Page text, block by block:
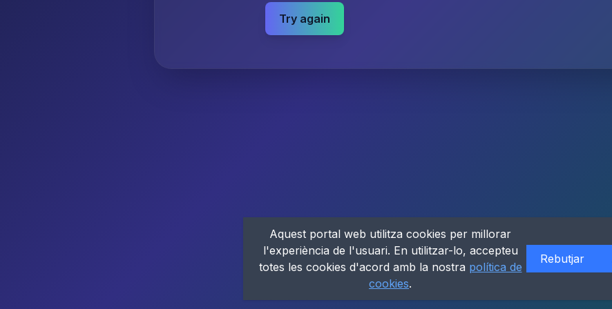
Try again
Aquest portal web utilitza cookies per millorar
l'experiència de l'usuari. En utilitzar-lo, accepteu
totes les cookies d'acord amb la nostra política de
cookies.
Rebutjar